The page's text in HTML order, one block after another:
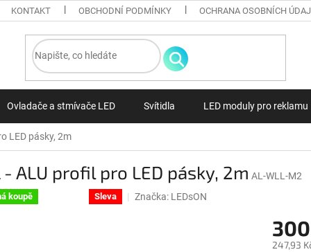
KONTAKT OBCHODNÍ PODMÍNKY OCHRANA OSOBNÍCH
Ovladače a stmívače LED Svítidla LED moduly pro reklamu
LED pásky, 2m
- ALU profil pro LED pásky, 2m AL-WLL-M2
koupě Sleva Značka: LEDsON
247,93